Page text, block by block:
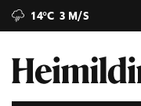
14°C 3 M/S